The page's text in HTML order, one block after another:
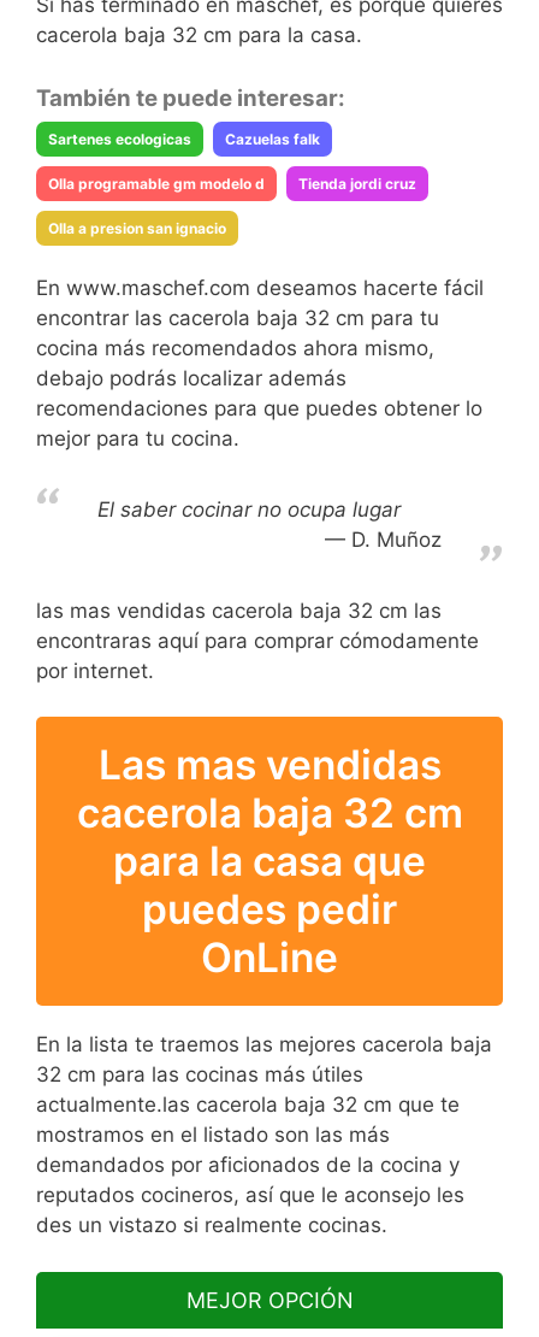
Si has terminado en maschef, es porque quieres
cacerola baja 32 cm para la casa.
También te puede interesar:
Sartenes ecologicas Cazuelas falk
Olla programable gm modelo d Tienda jordi cruz
Olla a presion san ignacio
En www.maschef.com deseamos hacerte fácil
encontrar las cacerola baja 32 cm para tu
cocina más recomendados ahora mismo,
debajo podrás localizar además
recomendaciones para que puedes obtener lo
mejor para tu cocina.
El saber cocinar no ocupa lugar
D. Muñoz
las mas vendidas cacerola baja 32 cm las
encontraras aquí para comprar cómodamente
por internet.
Las mas vendidas
cacerola baja 32 cm
para la casa que
puedes pedir
OnLine
En la lista te traemos las mejores cacerola baja
32 cm para las cocinas más útiles
actualmente.las cacerola baja 32 cm que te
mostramos en el listado son las más
demandados por aficionados de la cocina y
reputados cocineros, así que le aconsejo les
des un vistazo si realmente cocinas.
MEJOR OPCIÓN